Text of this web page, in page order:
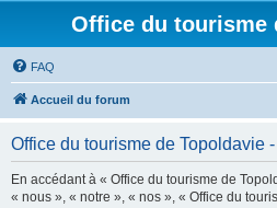
Office du tourisme
FAQ
Accueil du forum
Office du tourisme de Topoldavie
En accédant à « Office du tourisme de
« nous », « notre », « nos », « Office du